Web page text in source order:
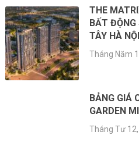
THE
BẤT
TÂY HÀ NỘI
Tháng Năm
BẢNG GIÁ
GARDEN
Tháng Tư